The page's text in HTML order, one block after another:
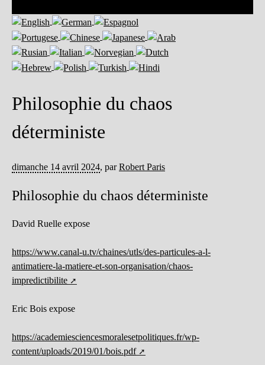
Philosophie du chaos
déterministe
dimanche 14 avril 2024, parRobert Paris
Philosophie du chaos déterministe
David Ruelle expose
https://www.canal-u.tv/chaines/utls/des-particules-a-l-
antimatiere-la-matiere-et-son-organisation/chaos-
impredictibilite
Eric Bois expose
https://academiesciencesmoralesetpolitiques.fr/wp-
content/uploads/2019/01/bois.pdf